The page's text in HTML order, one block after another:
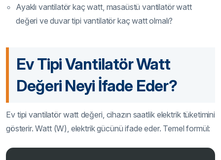
Ayaklı vantilatör kaç watt, masaüstü vantilatör watt
değeri ve duvar tipi vantilatör kaç watt olmalı?
Ev Tipi Vantilatör Watt
Değeri Neyi İfade Eder?
Ev tipi vantilatör watt değeri, cihazın saatlik elektrik tüketimini
gösterir. Watt (W), elektrik gücünü ifade eder. Temel formül: